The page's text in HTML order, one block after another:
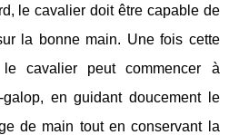
le cavalier doit être capable de
la bonne main. Une fois cette
le cavalier peut commencer à
en guidant doucement le
de main tout en conservant la